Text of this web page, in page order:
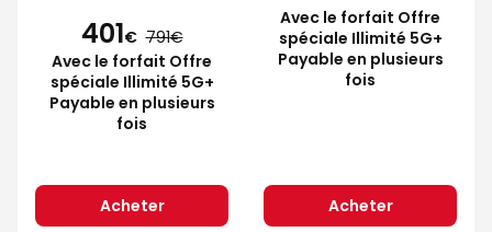
401€ 791
Avec le forfait Offre
spéciale Illimité 5G+
Payable en plusieurs
fois
Acheter
Avec le forfait Offre
spéciale Illimité 5G+
Payable en plusieurs
fois
Acheter